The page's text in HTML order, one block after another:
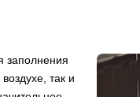
заполнения
так и